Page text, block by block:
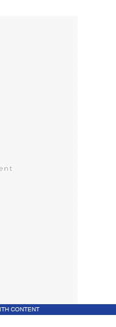
CONTENT